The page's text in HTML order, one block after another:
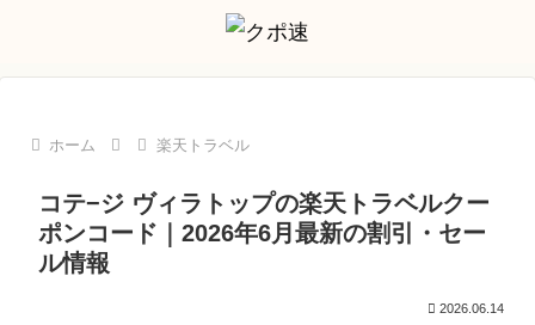
ホーム 楽天トラベル
コテ−ジ ヴィラトップの楽天トラベルクー
ポンコード｜2026年6月最新の割引・セー
ル情報
2026.06.14